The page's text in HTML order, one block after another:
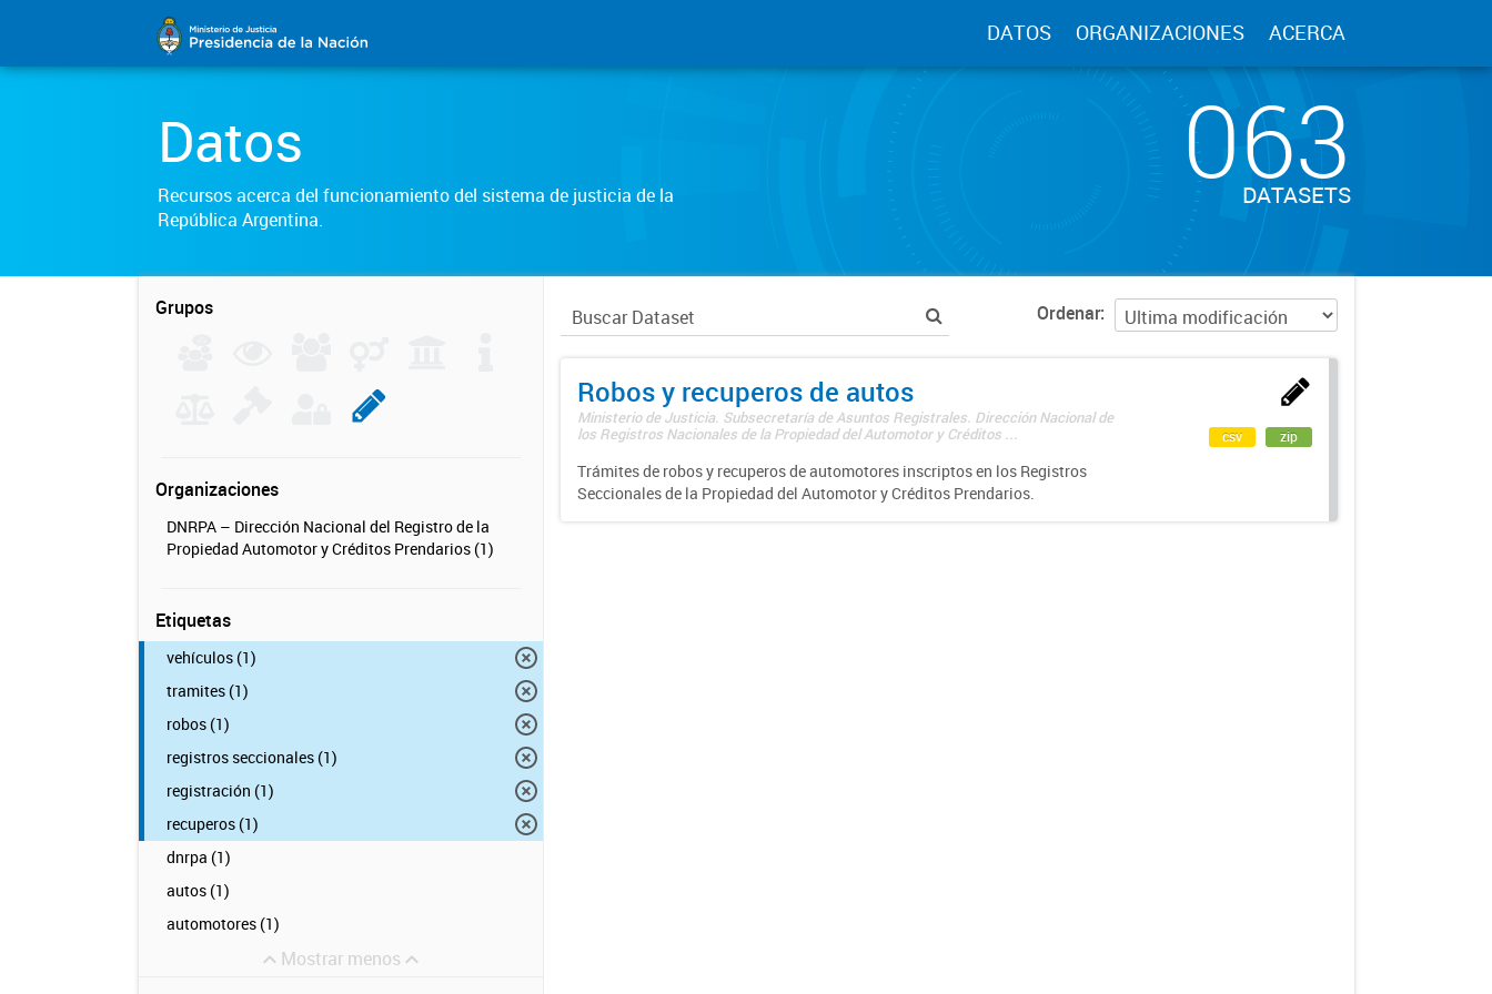
DATOS ORGANIZACIONES ACERCA
Datos
Recursos acerca del funcionamiento del sistema de justicia de la
República Argentina.
063
DATASETS
Grupos
Organizaciones
DNRPA – Dirección Nacional del Registro de la
Propiedad Automotor y Créditos Prendarios (1)
Etiquetas
vehículos (1)
tramites (1)
robos (1)
registros seccionales (1)
registración (1)
recuperos (1)
dnrpa (1)
autos (1)
automotores (1)
Mostrar menos
Ordenar
Robos y recuperos de autos
Ministerio de Justicia. Subsecretaría de Asuntos Registrales. Dirección Nacional de
los Registros Nacionales de la Propiedad del Automotor y Créditos ...
Trámites de robos y recuperos de automotores inscriptos en los Registros
Seccionales de la Propiedad del Automotor y Créditos Prendarios.
csv zip